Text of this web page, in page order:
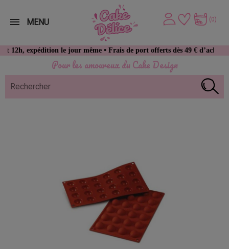
Pour les amoureux du Cake Design
le jour même • Frais de port offerts dès 49 € d’achat
(0)
MENU